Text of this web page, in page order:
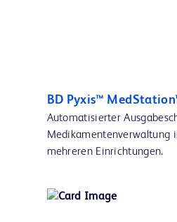
BD Pyxis™
Automatisierter
Medikamentenverwaltung
mehreren Einrichtungen.